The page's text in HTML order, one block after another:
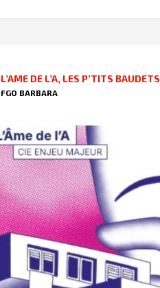
L’AME DE L’A, LES P’TITS BAUDETS
FGO BARBARA